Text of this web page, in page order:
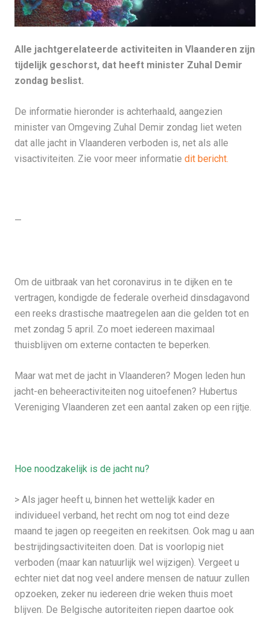
Alle jachtgerelateerde activiteiten in Vlaanderen zijn
tijdelijk geschorst, dat heeft minister Zuhal Demir
zondag beslist.
De informatie hieronder is achterhaald, aangezien
minister van Omgeving Zuhal Demir zondag liet weten
dat alle jacht in Vlaanderen verboden is, net als alle
visactiviteiten. Zie voor meer informatie dit bericht.
—
Om de uitbraak van het coronavirus in te dijken en te
vertragen, kondigde de federale overheid dinsdagavond
een reeks drastische maatregelen aan die gelden tot en
met zondag 5 april. Zo moet iedereen maximaal
thuisblijven om externe contacten te beperken.
Maar wat met de jacht in Vlaanderen? Mogen leden hun
jacht-en beheeractiviteiten nog uitoefenen? Hubertus
Vereniging Vlaanderen zet een aantal zaken op een rijtje.
Hoe noodzakelijk is de jacht nu?
> Als jager heeft u, binnen het wettelijk kader en
individueel verband, het recht om nog tot eind deze
maand te jagen op reegeiten en reekitsen. Ook mag u aan
bestrijdingsactiviteiten doen. Dat is voorlopig niet
verboden (maar kan natuurlijk wel wijzigen). Vergeet u
echter niet dat nog veel andere mensen de natuur zullen
opzoeken, zeker nu iedereen drie weken thuis moet
blijven. De Belgische autoriteiten riepen daartoe ook